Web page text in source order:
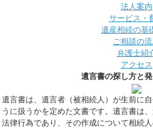
法人案内
サービス・
遺産相続の基
ご相談の
弁護士紹
アクセス
遺言書の探し方と
遺言書は、遺言者（被相続人）が生前に
うに扱うかを定めた文書です。遺言書は
法律行為であり、その作成について相続